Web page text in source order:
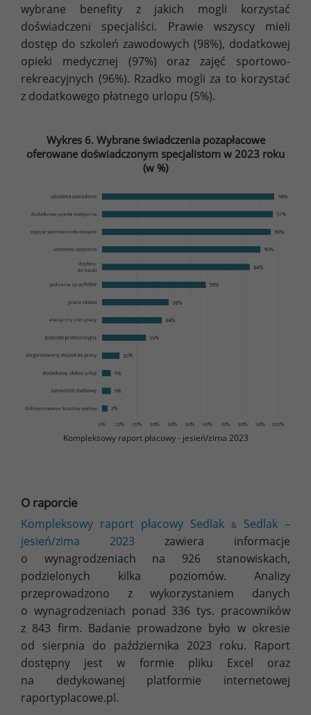
wybrane benefity z jakich mogli korzystać
doświadczeni specjaliści. Prawie wszyscy mieli
dostęp do szkoleń zawodowych (98%), dodatkowej
opieki medycznej (97%) oraz zajęć sportowo-
rekreacyjnych (96%). Rzadko mogli za to korzystać
z dodatkowego płatnego urlopu (5%).
Wykres 6. Wybrane świadczenia pozapłacowe
oferowane doświadczonym specjalistom w 2023 roku
(w %)
Kompleksowy raport płacowy - jesień/zima 2023
O raporcie
Kompleksowy raport płacowy Sedlak &
Sedlak –
jesień/zima 2023 zawiera informacje
o wynagrodzeniach na 926 stanowiskach,
podzielonych kilka poziomów. Analizy
przeprowadzono z wykorzystaniem danych
o wynagrodzeniach ponad 336 tys. pracowników
z 843 firm. Badanie prowadzone było w okresie
od sierpnia do października 2023 roku. Raport
dostępny jest w formie pliku Excel oraz
na dedykowanej platformie internetowej
raportyplacowe.pl.